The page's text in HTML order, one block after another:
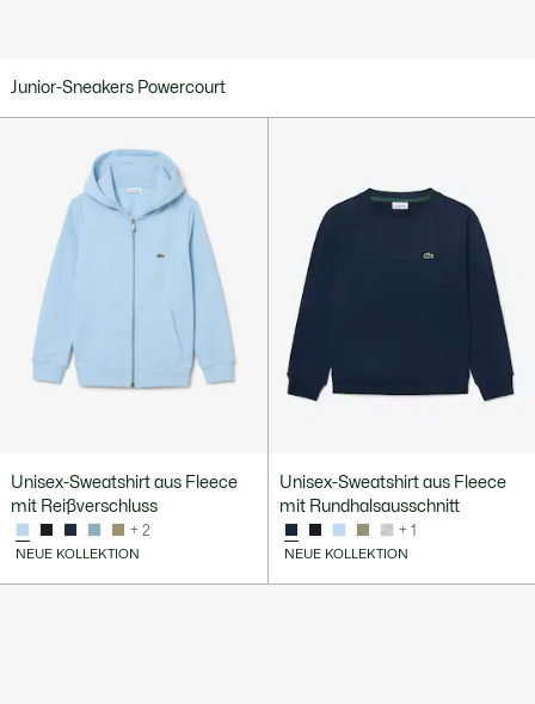
Junior-Sneakers Powercourt
Unisex-Sweatshirt aus Fleece
mit Reißverschluss
+ 2
NEUE KOLLEKTION
Unisex-Sweatshirt aus Fleece
mit Rundhalsausschnitt
+ 1
NEUE KOLLEKTION